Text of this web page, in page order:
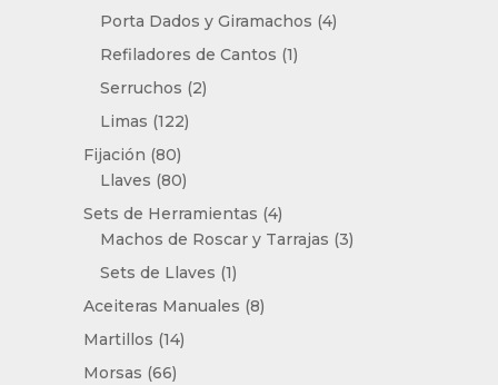
productos
Porta Dados y Giramachos 44
Refiladores de Cantos 11
Serruchos 22
Limas 122122
Fijación 8080
productos
Llaves 8080
productos
Sets de Herramientas 44
productos
Machos de Roscar y Tarrajas 33
Sets de Llaves 11
producto
Aceiteras Manuales 88
Martillos 1414
Morsas 6666